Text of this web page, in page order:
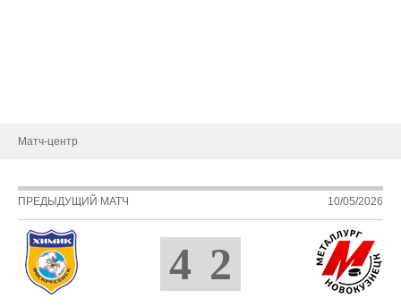
Матч-центр
ПРЕДЫДУЩИЙ МАТЧ 10/05/2026
4 2